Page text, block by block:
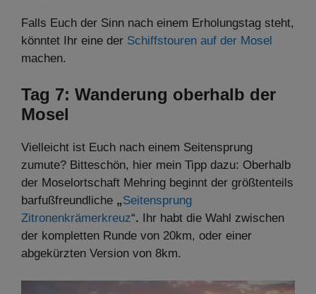
Falls Euch der Sinn nach einem Erholungstag steht,
könntet Ihr eine der Schiffstouren auf der Mosel
machen.
Tag 7: Wanderung oberhalb der
Mosel
Vielleicht ist Euch nach einem Seitensprung
zumute? Bitteschön, hier mein Tipp dazu: Oberhalb
der Moselortschaft Mehring beginnt der größtenteils
barfußfreundliche „Seitensprung
Zitronenkrämerkreuz“. Ihr habt die Wahl zwischen
der kompletten Runde von 20km, oder einer
abgekürzten Version von 8km.